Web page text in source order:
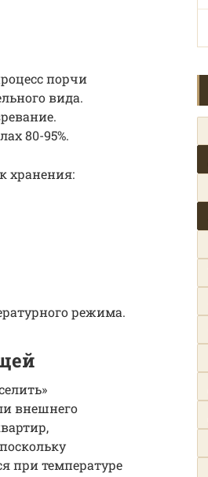
порчи
вида.
80-95%.
хранения:
режима.
внешнего
при температуре